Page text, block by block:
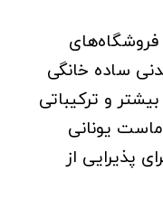
فروشگاه‌های
ساده خانگی
و ترکیباتی
یونانی
پذیرایی از